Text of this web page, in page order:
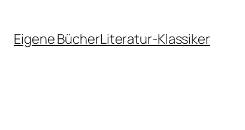
Eigene BücherLiteratur-Klassiker